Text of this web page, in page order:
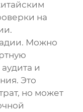
на
Можно
и
Это
но может